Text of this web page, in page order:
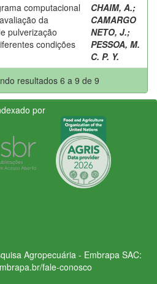
computacional
da
pulverização
condições
CHAIM, A.;
CAMARGO
NETO, J.;
PESSOA, M.
C. P. Y.
resultados 6 a 9 de 9
por
Agropecuária - Embrapa SAC:
fale-conosco